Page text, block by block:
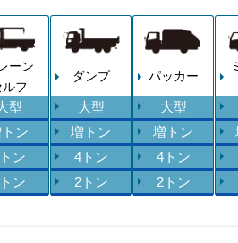
ーン
ルフ
型
ン
ン
ン
ダンプ
大型
増トン
4トン
2トン
パッカー
大型
増トン
4トン
2トン